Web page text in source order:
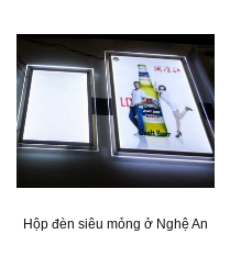
Hộp đèn siêu mỏng ở Nghệ An